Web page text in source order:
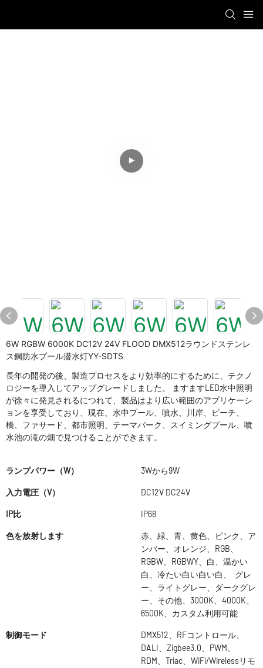
6W RGBW 6000K DC12V 24V FLOOD DMX512ラウンドステンレ
ス鋼防水プール潜水灯YY-SDTS
長年の開発の後、製造プロセスをより効率的にするために、テクノ
ロジーを導入してアップグレードしました。 ますますLED水中照明
が徐々に発見されるにつれて、製品はより広い範囲のアプリケーシ
ョンを享受しており、現在、水中プール、噴水、川岸、ビーチ、
橋、フ​​ァサード、都市照明、テーマパーク、スイミングプール、噴
水池の滝の畑で見つけることができます。
ランプパワー（W） 3Wから9W
入力電圧（V） DC12V DC24V
IP比 IP68
色を放射します
赤、緑、青、黄色、ピンク、ア
ンバー、オレンジ、RGB、
RGBW、RGBWY、白、温かい
白、冷たい白い白い白、 グレ
ー、ライトグレー、ダークグレ
ー、その他、3000K、4000K、
6500K、カスタム利用可能
制御モード
DMX512、RFコントロール、
DALI、Zigbee3.0、PWM、
RDM、Triac、WiFi/Wirelessリモ